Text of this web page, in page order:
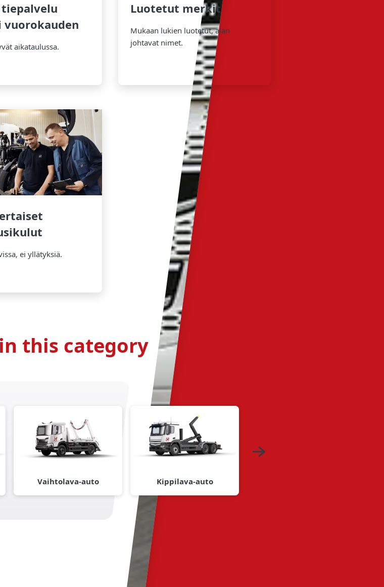
vuorokauden
aikataulussa.
Luotetut merkit
Mukaan lukien luotetut, alan
johtavat nimet.
ei yllätyksiä.
this category
Vaihtolava-auto Kippilava-auto